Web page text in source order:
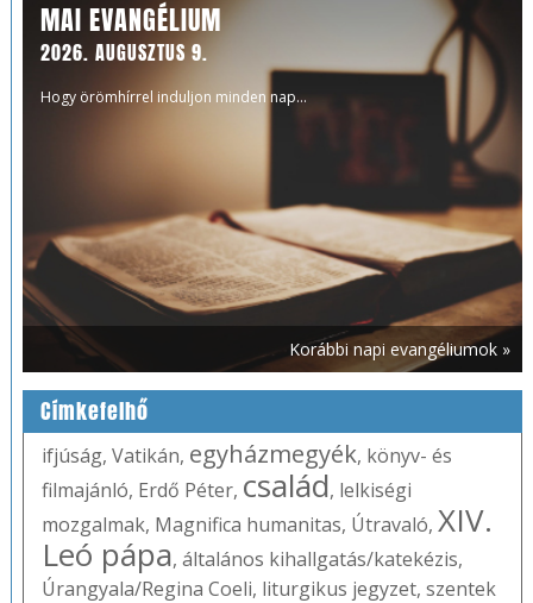
MAI EVANGÉLIUM
2026. AUGUSZTUS 9.
Hogy örömhírrel induljon minden nap...
Korábbi napi evangéliumok »
Címkefelhő
ifjúság, Vatikán, egyházmegyék, könyv- és
filmajánló, Erdő Péter, család, lelkiségi
mozgalmak, Magnifica humanitas, Útravaló, XIV.
Leó pápa, általános kihallgatás/katekézis,
Úrangyala/Regina Coeli, liturgikus jegyzet, szentek